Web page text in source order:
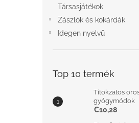
Társasjátékok
Zászlók és kokárdák
Idegen nyelvű
Top 10 termék
Titokzatos
gyógymódok
€10,28